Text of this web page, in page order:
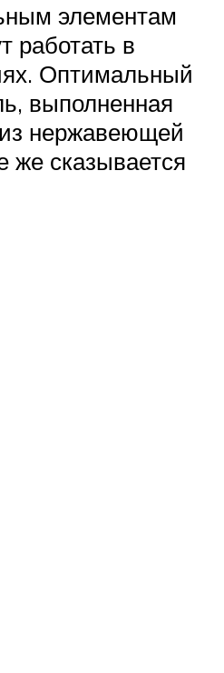
элементам
работать в
Оптимальный
выполненная
нержавеющей
же сказывается